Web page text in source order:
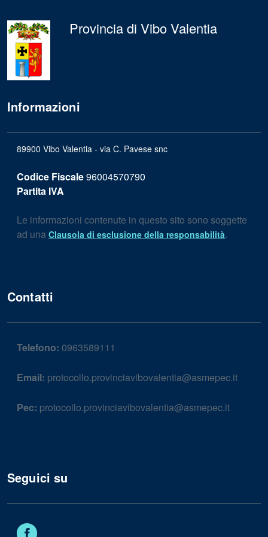
Provincia di Vibo Valentia
Informazioni
89900 Vibo Valentia - via C. Pavese snc
Codice Fiscale96004570790
Partita IVA
Le informazioni contenute in questo sito sono soggette
ad una Clausola di esclusione della responsabilità.
Contatti
Telefono: 0963589111
Email: protocollo.provinciavibovalentia@asmepec.it
Pec: protocollo.provinciavibovalentia@asmepec.it
Seguici su